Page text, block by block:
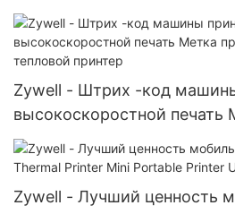
Serial Port Zywell ZY606
USB+RS232+LAN
Zywell - Штрих -код
высокоскоростной печать
ZY3310 Новый тепловой
Zywell - Лучший ценность